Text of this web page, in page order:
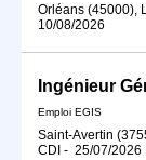
Orléans (45000),
10/08/2026
Ingénieur
Emploi EGIS
Saint-Avertin
CDI - 25/07/2026